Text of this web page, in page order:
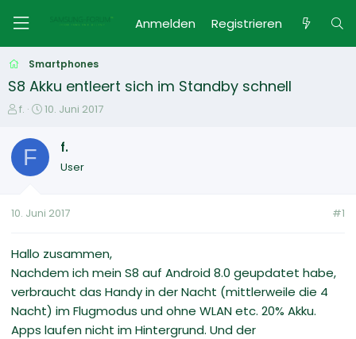
Anmelden Registrieren
Smartphones
S8 Akku entleert sich im Standby schnell
E
s
e
e
f.
E
e
t
m
10. Juni 2017
F f.
User
10. Juni 2017 #1
Hallo zusammen,
Nachdem ich mein S8 auf Android 8.0 geupdatet habe,
verbraucht das Handy in der Nacht (mittlerweile die 4
Nacht) im Flugmodus und ohne WLAN etc. 20% Akku.
Apps laufen nicht im Hintergrund. Und der